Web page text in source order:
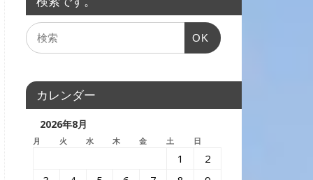
OK
カレンダー
2026年8月
月 火 水 木 金 土 日
1
2